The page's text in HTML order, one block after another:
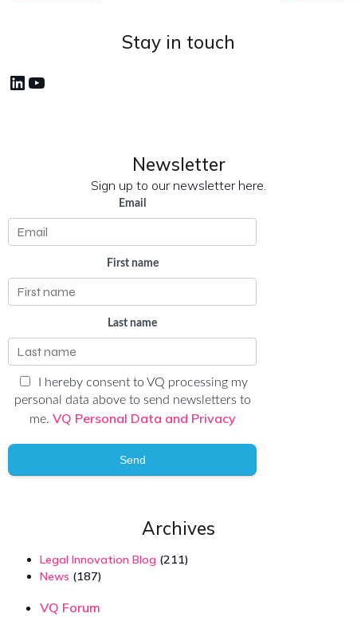
Stay in touch
LinkedIn
YouTube
Newsletter
Sign up to our newsletter here.
Email
First name
Last name
I hereby consent to VQ processing my
personal data above to send newsletters to
me. VQ Personal Data and Privacy
Send
Archives
Legal Innovation Blog (211)
News (187)
VQ Forum